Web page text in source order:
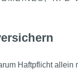
Haftpflicht allein